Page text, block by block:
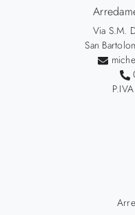
Via S.M.
San